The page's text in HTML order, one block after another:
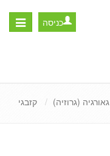
Toggle
כניסה
גאורגיה (גרוזיה) קזבגי